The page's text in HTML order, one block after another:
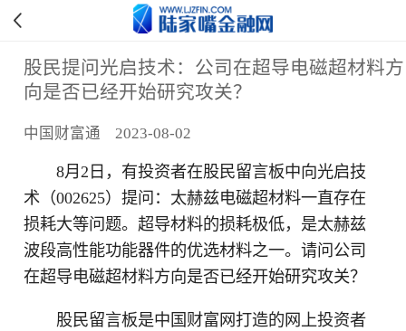
股民提问光启技术：公司在超导电磁超材料方
向是否已经开始研究攻关？
中国财富通 2023-08-02
8月2日，有投资者在股民留言板中向光启技
术（002625）提问：太赫兹电磁超材料一直存在
损耗大等问题。超导材料的损耗极低，是太赫兹
波段高性能功能器件的优选材料之一。请问公司
在超导电磁超材料方向是否已经开始研究攻关？
股民留言板是中国财富网打造的网上投资者